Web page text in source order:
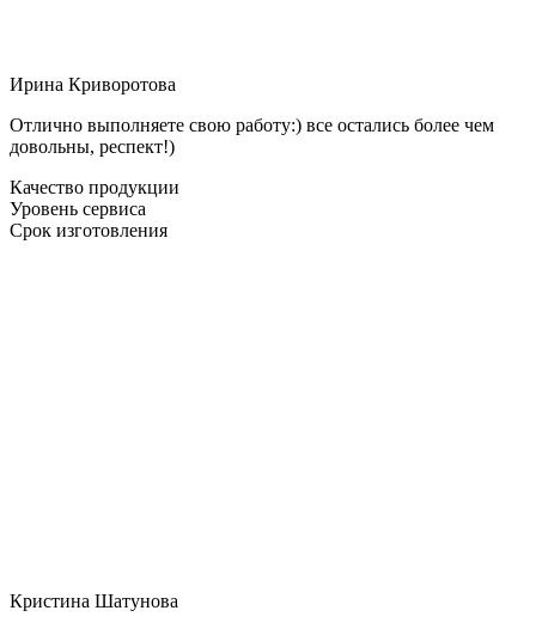
Ирина Криворотова
Отлично выполняете свою работу:) все остались более чем
довольны, респект!)
Качество продукции
Уровень сервиса
Срок изготовления
Кристина Шатунова